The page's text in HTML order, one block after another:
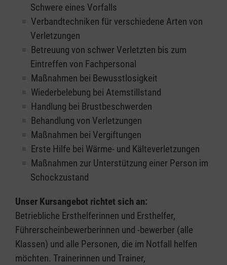
Schwere eines Vorfalls
Verbandtechniken für verschiedene Arten von
Verletzungen
Betreuung von schwer Verletzten bis zum
Eintreffen von Fachpersonal
Maßnahmen bei Bewusstlosigkeit
Wiederbelebung bei Atemstillstand
Handlung bei Brustbeschwerden
Behandlung von Verletzungen
Maßnahmen bei Vergiftungen
Erste Hilfe bei Wärme- und Kälteverletzungen
Maßnahmen zur Unterstützung einer Person im
Schockzustand
Unser Kursangebot richtet sich an:
Betriebliche Ersthelferinnen und Ersthelfer,
Führerscheinbewerberinnen und -bewerber (alle
Klassen) und alle Personen, die im Notfall helfen
möchten. Trainerinnen und Trainer,